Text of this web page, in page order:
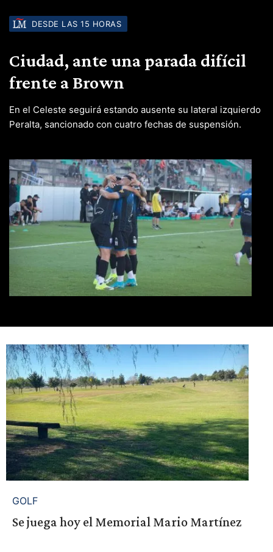
DESDE LAS 15 HORAS
Ciudad, ante una parada difícil
frente a Brown
En el Celeste seguirá estando ausente su lateral izquierdo
Peralta, sancionado con cuatro fechas de suspensión.
GOLF
Se juega hoy el Memorial Mario Martínez